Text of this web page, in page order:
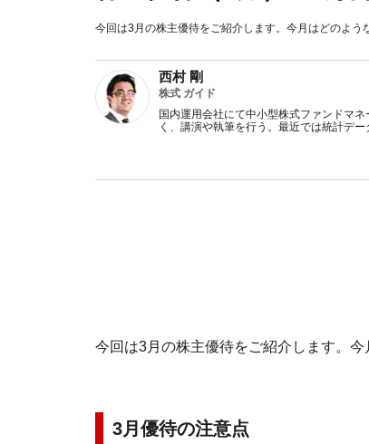
今回は3月の株主優待をご紹介します。今月はどのよう
西村 剛
株式 ガイド
国内運用会社にて中小型株式ファンドマ
く、講演や執筆を行う。最近では統計デ
今回は3月の株主優待をご紹介します。
3月優待の注意点